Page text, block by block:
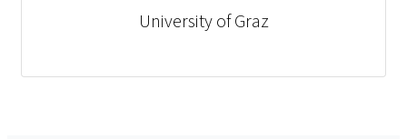
University of Graz